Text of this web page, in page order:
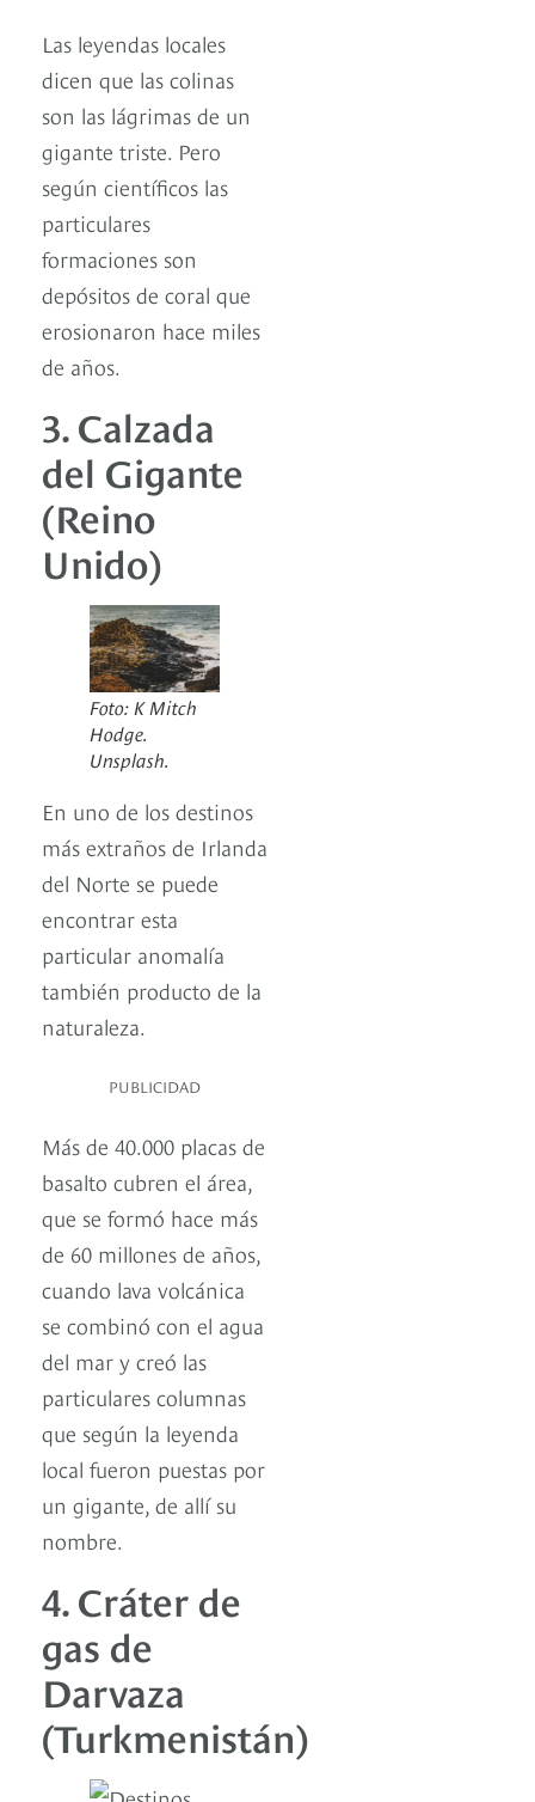
Las leyendas locales
dicen que las colinas
son las lágrimas de un
gigante triste. Pero
según científicos las
particulares
formaciones son
depósitos de coral que
erosionaron hace miles
de años.
3. Calzada
del Gigante
(Reino
Unido)
Foto: K Mitch
Hodge.
Unsplash.
En uno de los destinos
más extraños de Irlanda
del Norte se puede
encontrar esta
particular anomalía
también producto de la
naturaleza.
PUBLICIDAD
Más de 40.000 placas de
basalto cubren el área,
que se formó hace más
de 60 millones de años,
cuando lava volcánica
se combinó con el agua
del mar y creó las
particulares columnas
que según la leyenda
local fueron puestas por
un gigante, de allí su
nombre.
4. Cráter de
gas de
Darvaza
(Turkmenistán)